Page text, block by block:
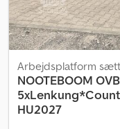
Arbejdsplatform
NOOTEBOOM
HU2027